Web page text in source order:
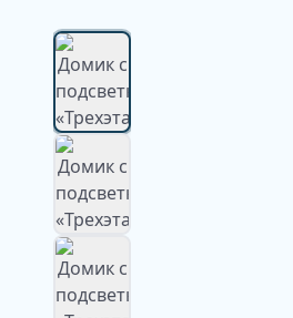
Изображение
недоступно
Изображение
недоступно